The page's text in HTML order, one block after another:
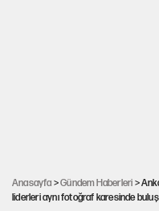
Anasayfa >Gündem Haberleri >
liderleri aynı fotoğraf karesinde